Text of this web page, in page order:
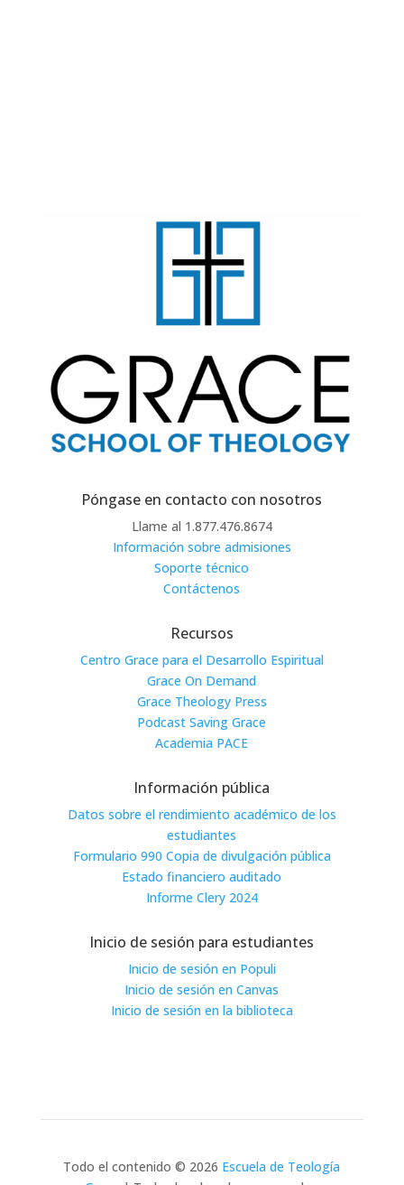
Póngase en contacto con nosotros
Llame al 1.877.476.8674
Información sobre admisiones
Soporte técnico
Contáctenos
Recursos
Centro Grace para el Desarrollo Espiritual
Grace On Demand
Grace Theology Press
Podcast Saving Grace
Academia PACE
Información pública
Datos sobre el rendimiento académico de los
estudiantes
Formulario 990 Copia de divulgación pública
Estado financiero auditado
Informe Clery 2024
Inicio de sesión para estudiantes
Inicio de sesión en Populi
Inicio de sesión en Canvas
Inicio de sesión en la biblioteca
Todo el contenido © 2026 Escuela de Teología